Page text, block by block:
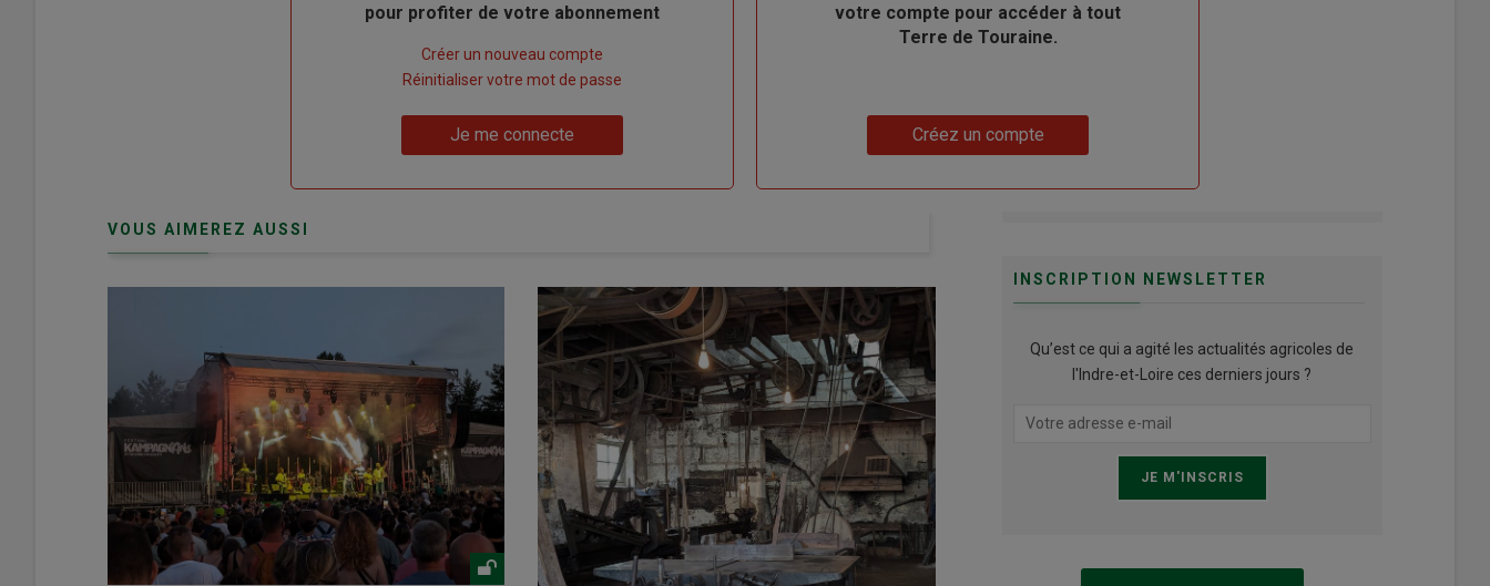
pour profiter de votre abonnement
compte"
Créer un nouveau compte
Réinitialiser votre mot de passe
Je me connecte
votre compte pour accéder à tout
Terre de Touraine.
Créez un compte
VOUS AIMEREZ AUSSI
INSCRIPTION NEWSLETTER
Qu’est ce qui a agité les actualités agricoles de
l'Indre-et-Loire ces derniers jours ?